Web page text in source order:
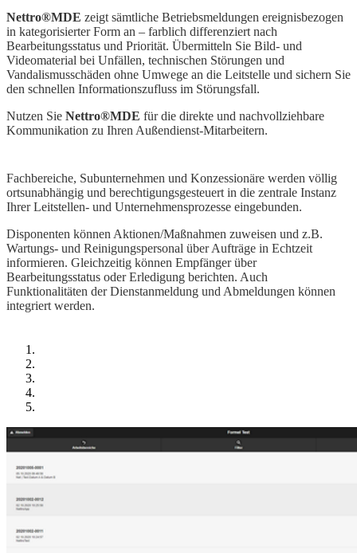
Nettro®MDE zeigt sämtliche Betriebsmeldungen ereignisbezogen
in kategorisierter Form an – farblich differenziert nach
Bearbeitungsstatus und Priorität. Übermitteln Sie Bild- und
Videomaterial bei Unfällen, technischen Störungen und
Vandalismusschäden ohne Umwege an die Leitstelle und sichern Sie
den schnellen Informationszufluss im Störungsfall.
Nutzen Sie Nettro®MDE für die direkte und nachvollziehbare
Kommunikation zu Ihren Außendienst-Mitarbeitern.
Fachbereiche, Subunternehmen und Konzessionäre werden völlig
ortsunabhängig und berechtigungsgesteuert in die zentrale Instanz
Ihrer Leitstellen- und Unternehmensprozesse eingebunden.
Disponenten können Aktionen/Maßnahmen zuweisen und z.B.
Wartungs- und Reinigungspersonal über Aufträge in Echtzeit
informieren. Gleichzeitig können Empfänger über
Bearbeitungsstatus oder Erledigung berichten. Auch
Funktionalitäten der Dienstanmeldung und Abmeldungen können
integriert werden.